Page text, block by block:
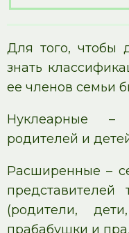
Для того, чтобы
знать
ее членов семьи
Нуклеарные –
родителей и
Расширенные –
(родители,
прабабушки и